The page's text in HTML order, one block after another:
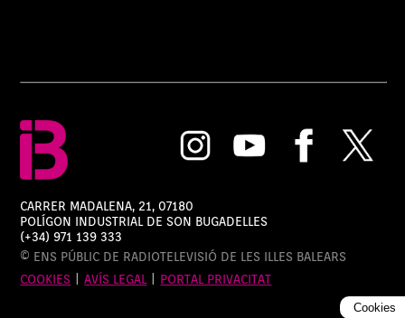
CARRER MADALENA, 21, 07180
POLÍGON INDUSTRIAL DE SON BUGADELLES
(+34) 971 139 333
© ENS PÚBLIC DE RADIOTELEVISIÓ DE LES ILLES BALEARS
COOKIES |AVÍS LEGAL| PORTAL PRIVACITAT
Cookies